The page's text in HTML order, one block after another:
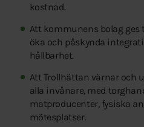
kostnad.
Att kommunens bolag
öka och påskynda
hållbarhet.
Att Trollhättan värnar och
alla invånare, med
matproducenter, fysiska
mötesplatser.